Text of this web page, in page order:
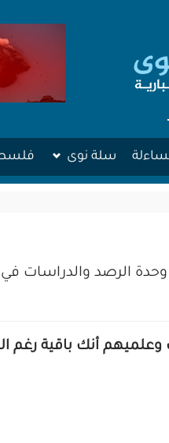
سلة نوى
الرصد والدراسات في
وعلميهم أنك باقية رغم